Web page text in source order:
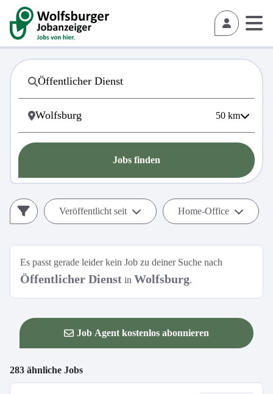
50 km
Jobs finden
Veröffentlicht seit Home-Office
Es passt gerade leider kein Job zu deiner Suche nach
Öffentlicher Dienst in Wolfsburg.
Job Agent kostenlos abonnieren
283 ähnliche Jobs